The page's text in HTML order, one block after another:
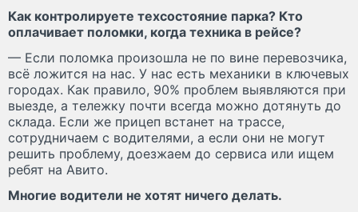
Как контролируете техсостояние парка? Кто
оплачивает поломки, когда техника в рейсе?
— Если поломка произошла не по вине перевозчика,
всё ложится на нас. У нас есть механики в ключевых
городах. Как правило, 90% проблем выявляются при
выезде, а тележку почти всегда можно дотянуть до
склада. Если же прицеп встанет на трассе,
сотрудничаем с водителями, а если они не могут
решить проблему, доезжаем до сервиса или ищем
ребят на Авито.
Многие водители не хотят ничего делать.